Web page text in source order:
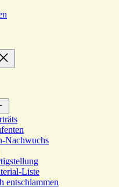
öffnen
Nachwuchs
Liste
entschlammen